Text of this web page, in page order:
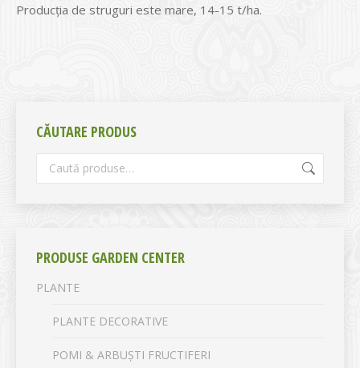
Producţia de struguri este mare, 14-15 t/ha.
CĂUTARE PRODUS
PRODUSE GARDEN CENTER
PLANTE
PLANTE DECORATIVE
POMI & ARBUȘTI FRUCTIFERI